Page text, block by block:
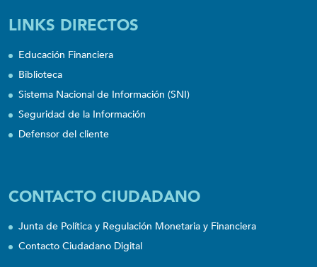
LINKS DIRECTOS
Educación Financiera
Biblioteca
Sistema Nacional de Información (SNI)
Seguridad de la Información
Defensor del cliente
CONTACTO CIUDADANO
Junta de Política y Regulación Monetaria y Financiera
Contacto Ciudadano Digital